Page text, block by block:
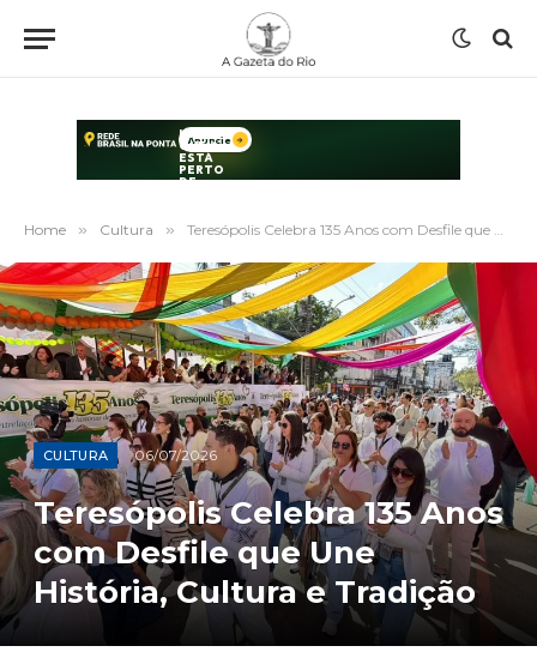
Home » Cultura » Teresópolis Celebra 135 Anos com Desfile que Une História, Cultura e Tradição
CULTURA 06/07/2026
Teresópolis Celebra 135 Anos
com Desfile que Une
História, Cultura e Tradição